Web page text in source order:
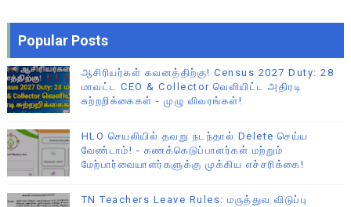
Popular Posts
ஆசிரியர்கள் கவனத்திற்கு! Census 2027 Duty: 28
மாவட்ட CEO & Collector வெளியிட்ட அதிரடி
சுற்றறிக்கைகள் - முழு விவரங்கள்!
HLO செயலியில் தவறு நடந்தால் Delete செய்ய
வேண்டாம்! - கணக்கெடுப்பாளர்கள் மற்றும்
மேற்பார்வையாளர்களுக்கு முக்கிய எச்சரிக்கை!
TN Teachers Leave Rules: மருத்துவ விடுப்பு